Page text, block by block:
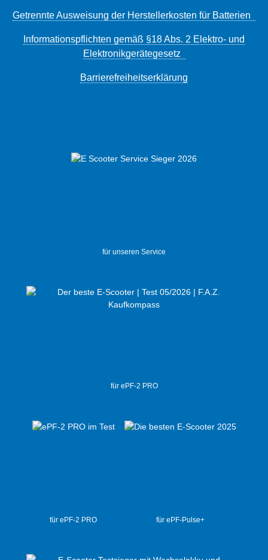
Getrennte Ausweisung der Herstellerkosten für Batterien
Informationspflichten gemäß §18 Abs. 2 Elektro- und
Elektronikgerätegesetz
Barrierefreiheitserklärung
für unseren Service
für ePF-2 PRO
für ePF-2 PRO für ePF-Pulse+